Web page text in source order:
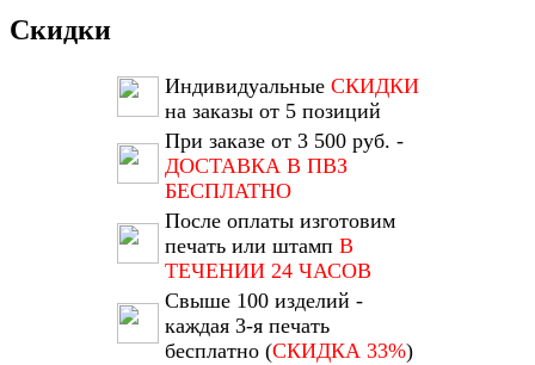
Скидки
Индивидуальные СКИДКИ
на заказы от 5 позиций
При заказе от 3 500 руб. -
ДОСТАВКА В ПВЗ
БЕСПЛАТНО
После оплаты изготовим
печать или штамп В
ТЕЧЕНИИ 24 ЧАСОВ
Свыше 100 изделий -
каждая 3-я печать
бесплатно (СКИДКА 33%)